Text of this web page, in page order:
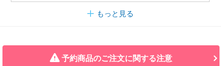
もっと見る
予約商品のご注文に関する注意